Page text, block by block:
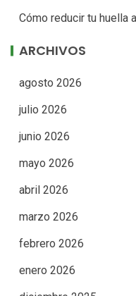
Cómo reducir tu huella
ARCHIVOS
agosto 2026
julio 2026
junio 2026
mayo 2026
abril 2026
marzo 2026
febrero 2026
enero 2026